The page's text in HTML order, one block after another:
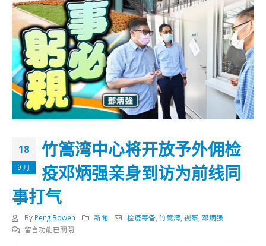
18
9 月
竹篙湾中心将开放予外佣检
疫邓炳强亲身到访为前线同
事打气
By Peng Bowen 新聞 检疫筹备 ,竹篙湾 ,视察 ,邓炳强
在
留言功能已關閉